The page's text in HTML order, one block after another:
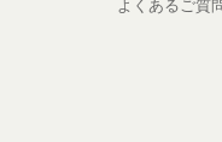
よくあるご質